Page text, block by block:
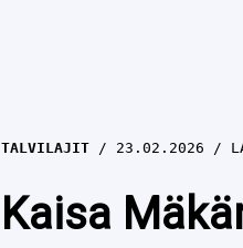
TALVILAJIT 23.02.2026
Kaisa